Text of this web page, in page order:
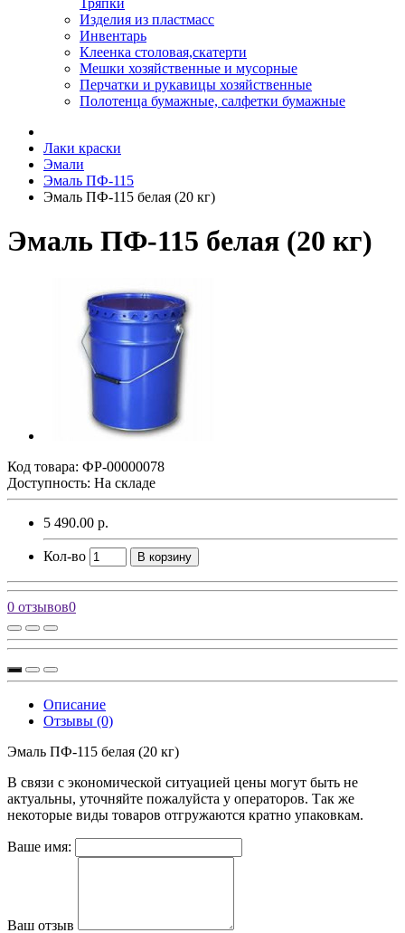
Тряпки
Изделия из пластмасс
Инвентарь
Клеенка столовая,скатерти
Мешки хозяйственные и мусорные
Перчатки и рукавицы хозяйственные
Полотенца бумажные, салфетки бумажные
Лаки краски
Эмали
Эмаль ПФ-115
Эмаль ПФ-115 белая (20 кг)
Эмаль ПФ-115 белая (20 кг)
Код товара: ФР-00000078
Доступность: На складе
5 490.00 р.
Кол-во В корзину
0 отзывов0
Описание
Отзывы (0)
Эмаль ПФ-115 белая (20 кг)
В связи с экономической ситуацией цены могут быть не
актуальны, уточняйте пожалуйста у операторов. Так же
некоторые виды товаров отгружаются кратно упаковкам.
Ваше имя:
Ваш отзыв